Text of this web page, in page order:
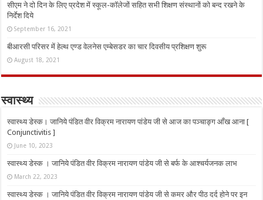
सीएम ने दो दिन के लिए प्रदेश में स्कूल-कॉलेजों सहित सभी शिक्षण संस्थानों को बन्द रखने के
निर्देश दिये
September 16, 2021
बीआरसी परिसर में हेल्थ एण्ड वेलनेस एम्बेसडर का चार दिवसीय प्रशिक्षण शुरू
August 18, 2021
स्वास्थ्य
स्वास्थ्य डेस्क। जानिये पंडित वीर विक्रम नारायण पांडेय जी से आज का पञ्चाङ्ग आँख आना [
Conjunctivitis ]
June 10, 2023
स्वास्थ्य डेस्क । जानिये पंडित वीर विक्रम नारायण पांडेय जी से बर्फ के आश्चर्यजनक लाभ
March 22, 2023
स्वास्थ्य डेस्क । जानिये पंडित वीर विक्रम नारायण पांडेय जी से कमर और पीठ दर्द होने पर इन